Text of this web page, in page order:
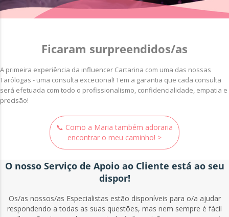
Ficaram surpreendidos/as
A primeira experiência da influencer Cartarina com uma das nossas
Tarólogas - uma consulta excecional! Tem a garantia que cada consulta
será efetuada com todo o profissionalismo, confidencialidade, empatia e
precisão!
📞 Como a Maria também adoraria
encontrar o meu caminho! >
O nosso Serviço de Apoio ao Cliente está ao seu
dispor!
Os/as nossos/as Especialistas estão disponíveis para o/a ajudar
respondendo a todas as suas questões, mas nem sempre é fácil